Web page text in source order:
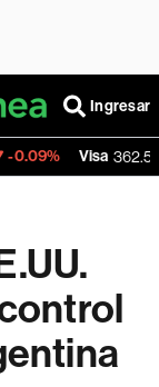
Ingresar
362.50 -2.15%